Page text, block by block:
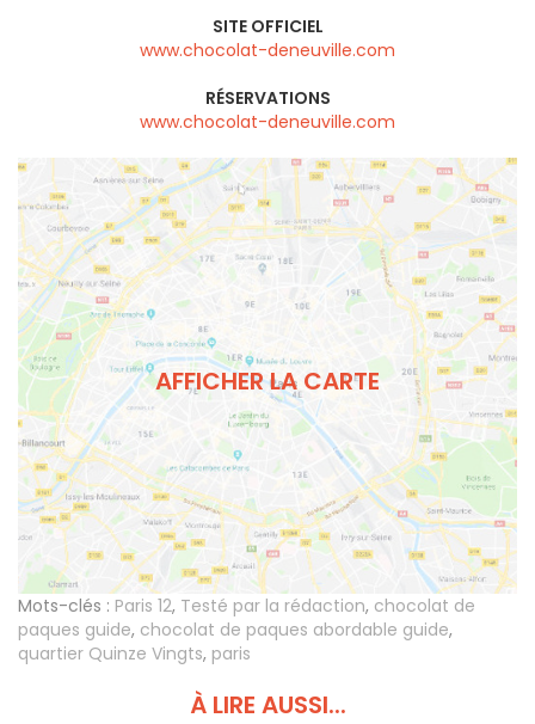
SITE OFFICIEL
www.chocolat-deneuville.com
RÉSERVATIONS
www.chocolat-deneuville.com
AFFICHER LA CARTE
Mots-clés : Paris 12, Testé par la rédaction, chocolat de
paques guide, chocolat de paques abordable guide,
quartier Quinze Vingts, paris
À LIRE AUSSI...